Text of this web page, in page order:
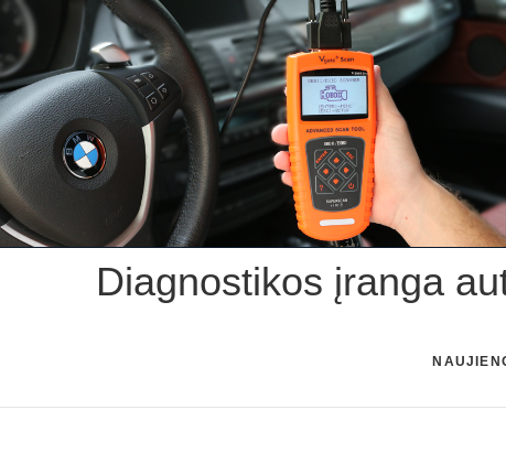
Skip
content
Diagnostikos įranga